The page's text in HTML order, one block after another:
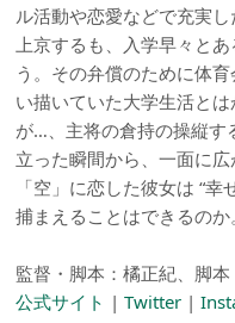
ル活動や恋愛などで充実
上京するも、入学早々と
う。その弁償のために体
い描いていた大学生活と
が…、主将の倉持の操縦す
立った瞬間から、一面に広
「空」に恋した彼女は “
捕まえることはできるのか
監督・脚本：橘正紀、脚
公式サイト |Twitter |